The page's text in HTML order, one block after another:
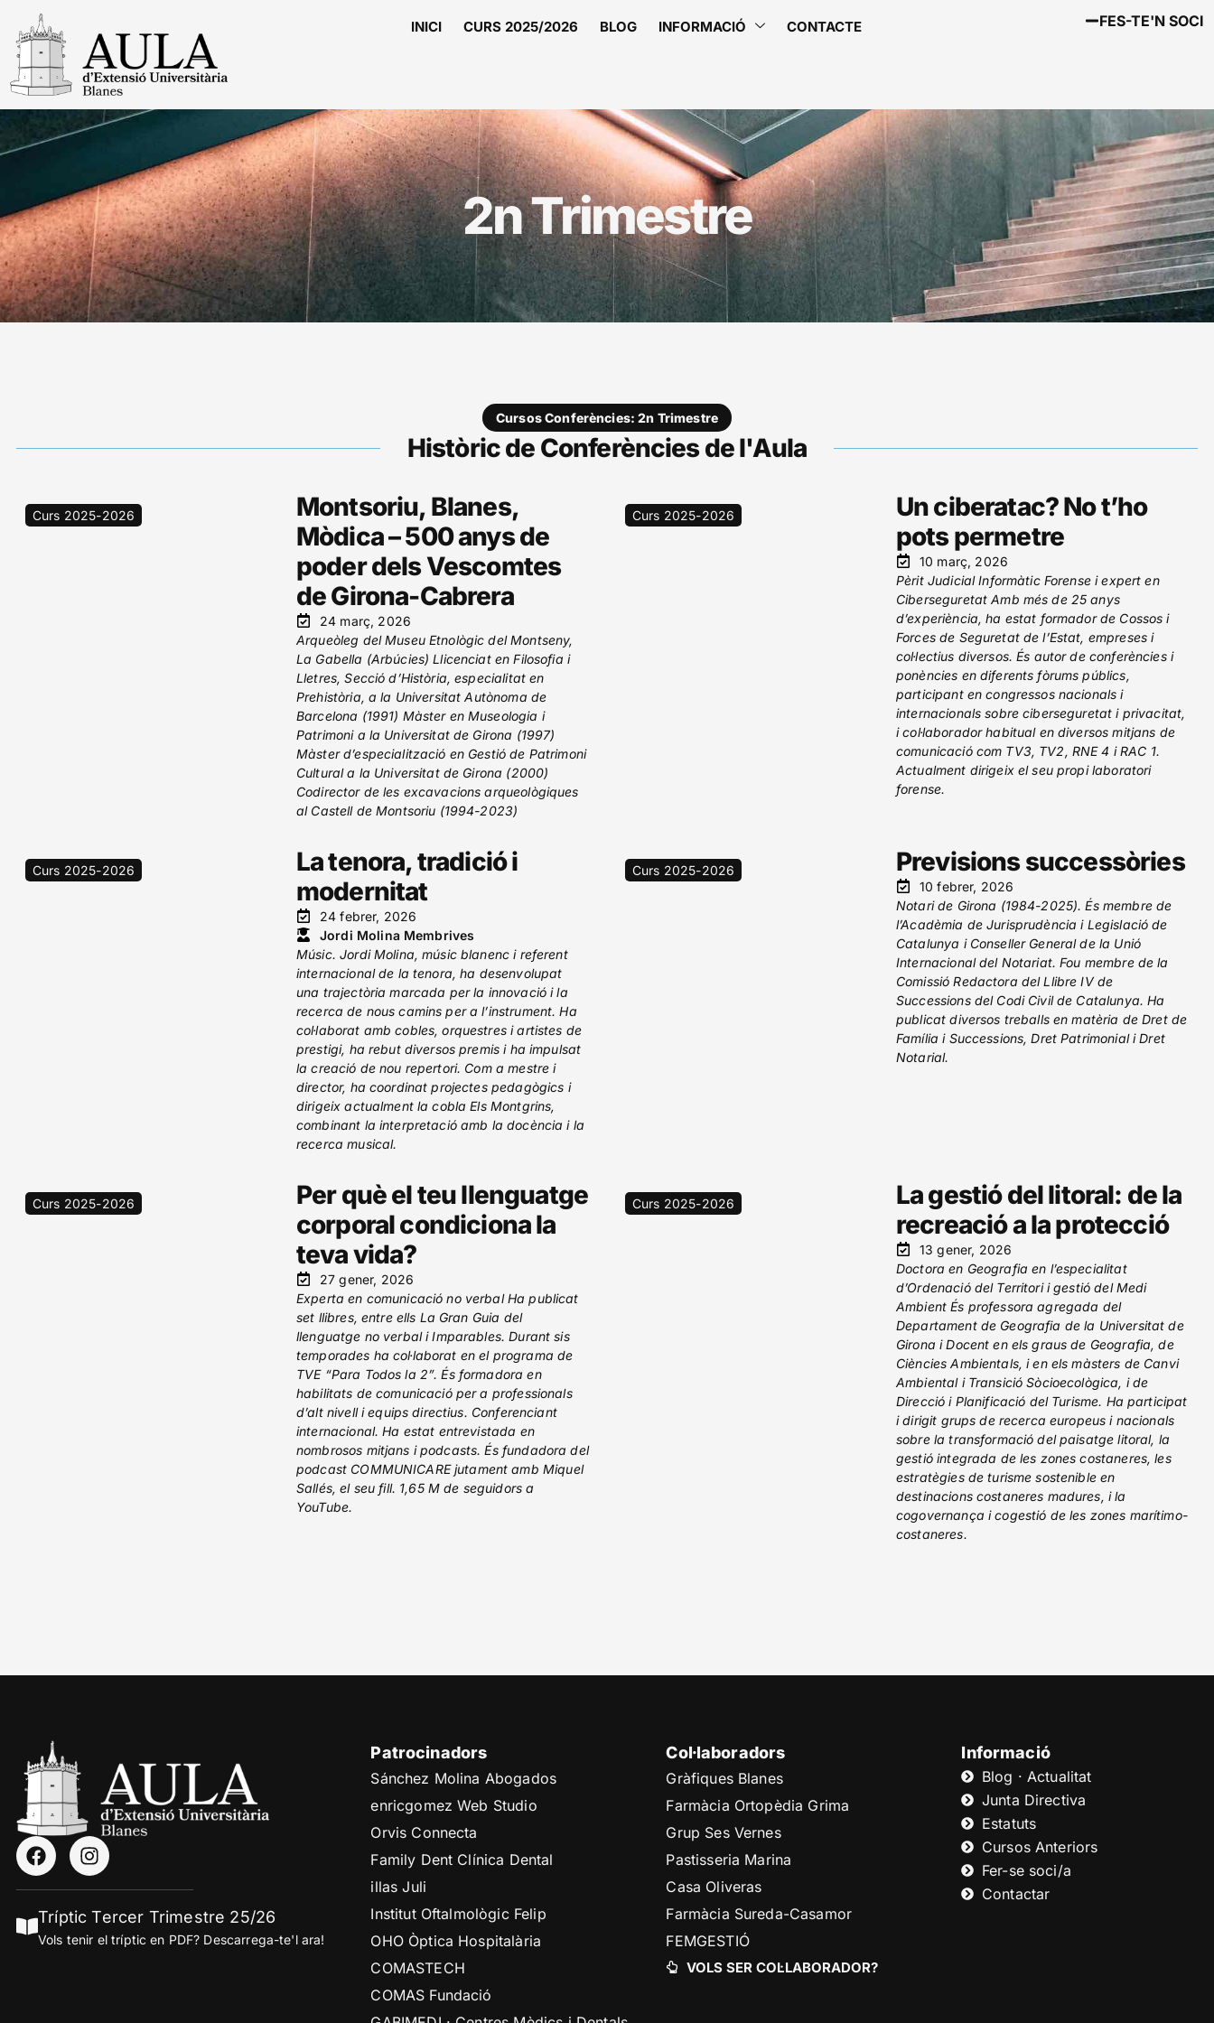
INICI CURS 2025/2026 BLOG INFORMACIÓ CONTACTE FES-TE'N SOCI
2n Trimestre
Cursos Conferències: 2n Trimestre
Històric de Conferències de l'Aula
Curs 2025-2026
Montsoriu, Blanes,
Mòdica – 500 anys de
poder dels Vescomtes
de Girona-Cabrera
24 març, 2026
Arqueòleg del Museu Etnològic del Montseny,
La Gabella (Arbúcies) Llicenciat en Filosofia i
Lletres, Secció d’Història, especialitat en
Prehistòria, a la Universitat Autònoma de
Barcelona (1991) Màster en Museologia i
Patrimoni a la Universitat de Girona (1997)
Màster d’especialització en Gestió de Patrimoni
Cultural a la Universitat de Girona (2000)
Codirector de les excavacions arqueològiques
al Castell de Montsoriu (1994-2023)
Curs 2025-2026
Un ciberatac? No t’ho
pots permetre
10 març, 2026
Pèrit Judicial Informàtic Forense i expert en
Ciberseguretat Amb més de 25 anys
d’experiència, ha estat formador de Cossos i
Forces de Seguretat de l’Estat, empreses i
col·lectius diversos. És autor de conferències i
ponències en diferents fòrums públics,
participant en congressos nacionals i
internacionals sobre ciberseguretat i privacitat,
i col·laborador habitual en diversos mitjans de
comunicació com TV3, TV2, RNE 4 i RAC 1.
Actualment dirigeix el seu propi laboratori
forense.
Curs 2025-2026
La tenora, tradició i
modernitat
24 febrer, 2026
Jordi Molina Membrives
Músic. Jordi Molina, músic blanenc i referent
internacional de la tenora, ha desenvolupat
una trajectòria marcada per la innovació i la
recerca de nous camins per a l’instrument. Ha
col·laborat amb cobles, orquestres i artistes de
prestigi, ha rebut diversos premis i ha impulsat
la creació de nou repertori. Com a mestre i
director, ha coordinat projectes pedagògics i
dirigeix actualment la cobla Els Montgrins,
combinant la interpretació amb la docència i la
recerca musical.
Curs 2025-2026 Previsions successòries
10 febrer, 2026
Notari de Girona (1984-2025). És membre de
l’Acadèmia de Jurisprudència i Legislació de
Catalunya i Conseller General de la Unió
Internacional del Notariat. Fou membre de la
Comissió Redactora del Llibre IV de
Successions del Codi Civil de Catalunya. Ha
publicat diversos treballs en matèria de Dret de
Família i Successions, Dret Patrimonial i Dret
Notarial.
Curs 2025-2026
Per què el teu llenguatge
corporal condiciona la
teva vida?
27 gener, 2026
Experta en comunicació no verbal Ha publicat
set llibres, entre ells La Gran Guia del
llenguatge no verbal i Imparables. Durant sis
temporades ha col·laborat en el programa de
TVE “Para Todos la 2”. És formadora en
habilitats de comunicació per a professionals
d’alt nivell i equips directius. Conferenciant
internacional. Ha estat entrevistada en
nombrosos mitjans i podcasts. És fundadora del
podcast COMMUNICARE jutament amb Miquel
Sallés, el seu fill. 1,65 M de seguidors a
YouTube.
Curs 2025-2026
La gestió del litoral: de la
recreació a la protecció
13 gener, 2026
Doctora en Geografia en l’especialitat
d’Ordenació del Territori i gestió del Medi
Ambient És professora agregada del
Departament de Geografia de la Universitat de
Girona i Docent en els graus de Geografia, de
Ciències Ambientals, i en els màsters de Canvi
Ambiental i Transició Sòcioecològica, i de
Direcció i Planificació del Turisme. Ha participat
i dirigit grups de recerca europeus i nacionals
sobre la transformació del paisatge litoral, la
gestió integrada de les zones costaneres, les
estratègies de turisme sostenible en
destinacions costaneres madures, i la
cogovernança i cogestió de les zones marítimo-
costaneres.
Tríptic Tercer Trimestre 25/26
Vols tenir el tríptic en PDF? Descarrega-te'l ara!
Patrocinadors
Sánchez Molina Abogados
enricgomez Web Studio
Orvis Connecta
Family Dent Clínica Dental
illas Juli
Institut Oftalmològic Felip
OHO Òptica Hospitalària
COMASTECH
COMAS Fundació
Col·laboradors
Gràfiques Blanes
Farmàcia Ortopèdia Grima
Grup Ses Vernes
Pastisseria Marina
Casa Oliveras
Farmàcia Sureda-Casamor
FEMGESTIÓ
VOLS SER COL·LABORADOR?
Informació
Blog · Actualitat
Junta Directiva
Estatuts
Cursos Anteriors
Fer-se soci/a
Contactar